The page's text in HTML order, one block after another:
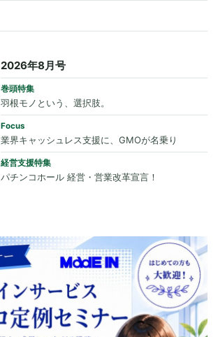
2026年8月号
巻頭特集
羽根モノという、選択肢。
Focus
業界キャッシュレス支援に、GMOが名乗り
経営支援特集
パチンコホール 経営・営業改革宣言！